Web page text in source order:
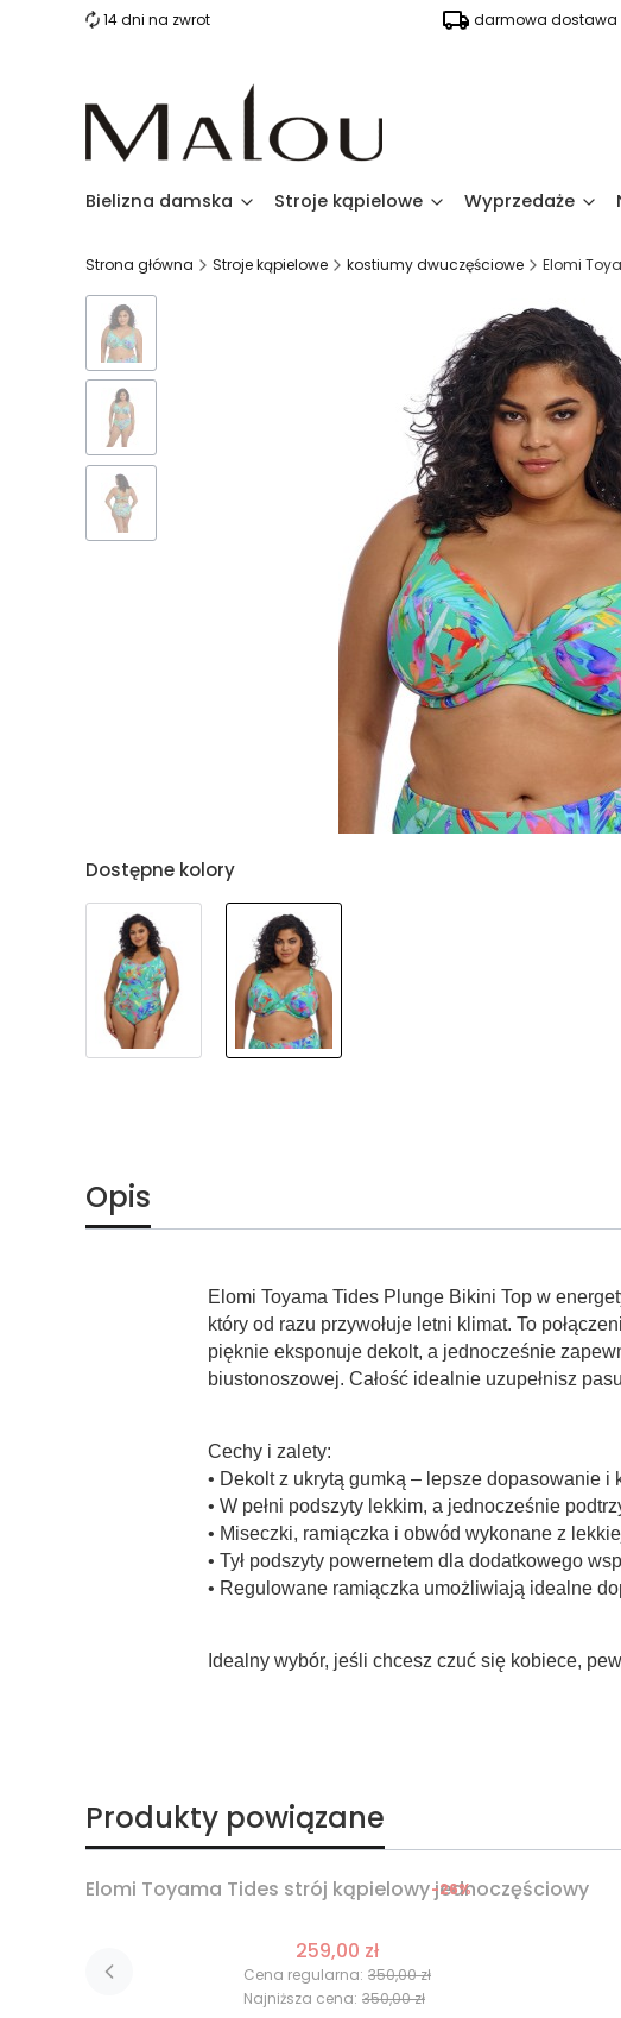
14 dni na zwrot darmowa dostawa
Bielizna damska Stroje kąpielowe Wyprzedaże
Strona główna Stroje kąpielowe kostiumy dwuczęściowe Elomi
Dostępne kolory
Opis
Elomi Toyama Tides Plunge Bikini Top w
który od razu przywołuje letni klimat. To
pięknie eksponuje dekolt, a jednocześnie
biustonoszowej. Całość idealnie uzupełnisz
Cechy i zalety:
• Dekolt z ukrytą gumką – lepsze dopasowanie i
• W pełni podszyty lekkim, a jednocześnie
• Miseczki, ramiączka i obwód wykonane z
• Tył podszyty powernetem dla dodatkowego
• Regulowane ramiączka umożliwiają idealne
Idealny wybór, jeśli chcesz czuć się kobiece,
Produkty powiązane
Okazja
Elomi Toyama Tides strój kąpielowy jednoczęściowy
259,00 zł
Cena regularna: 350,00 zł
-26%
Najniższa cena: 350,00 zł